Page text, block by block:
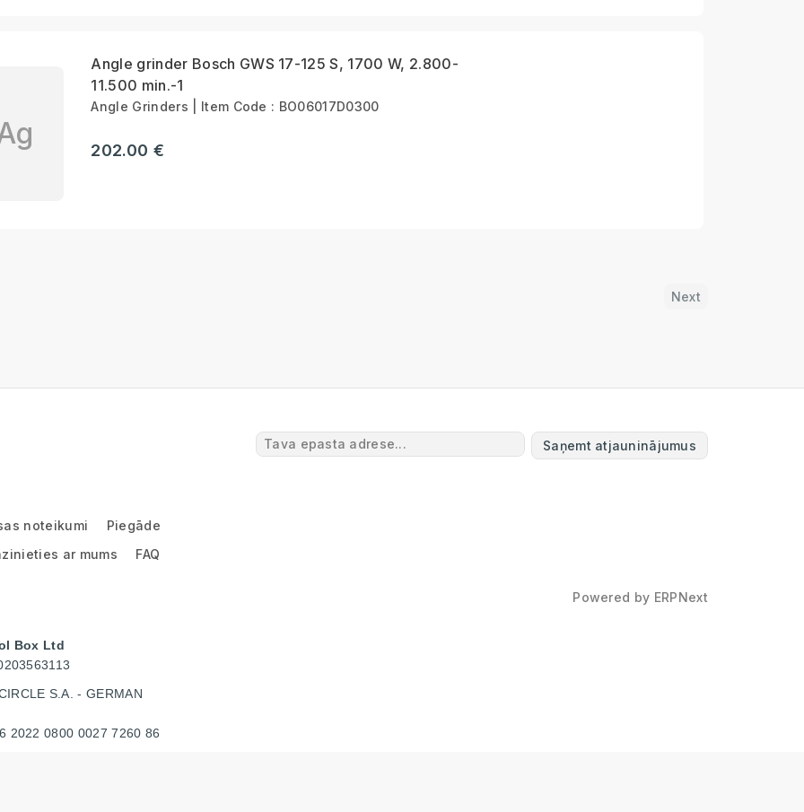
Angle grinder Bosch GWS 17-125 S, 1700 W, 2.800-
11.500 min.-1
Angle Grinders | Item Code : BO06017D0300
202.00 €
Next
Saņemt atjauninājumus
noteikumi
Piegāde
ar mums
FAQ
Box Ltd
S.A. - GERMAN
2022 0800 0027 7260 86
Powered by ERPNext